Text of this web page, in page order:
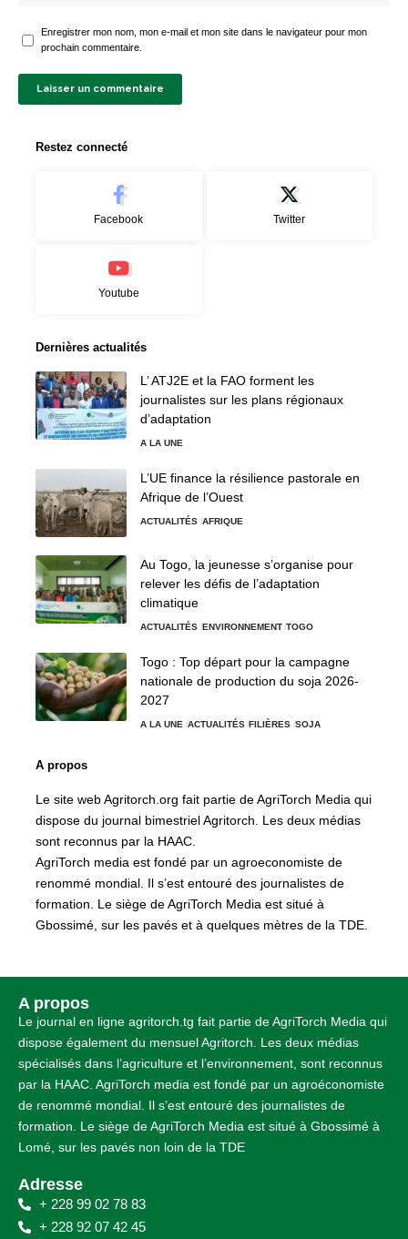
Enregistrer mon nom, mon e-mail et mon site dans le navigateur pour mon
prochain commentaire.
Restez connecté
Facebook Twitter
Youtube
Dernières actualités
L’ ATJ2E et la FAO forment les
journalistes sur les plans régionaux
d’adaptation
A LA UNE
L’UE finance la résilience pastorale en
Afrique de l’Ouest
ACTUALITÉS AFRIQUE
Au Togo, la jeunesse s’organise pour
relever les défis de l’adaptation
climatique
ACTUALITÉS ENVIRONNEMENT TOGO
Togo : Top départ pour la campagne
nationale de production du soja 2026-
2027
A LA UNE ACTUALITÉS FILIÈRES SOJA
A propos
Le site web Agritorch.org fait partie de AgriTorch Media qui
dispose du journal bimestriel Agritorch. Les deux médias
sont reconnus par la HAAC.
AgriTorch media est fondé par un agroeconomiste de
renommé mondial. Il s’est entouré des journalistes de
formation. Le siège de AgriTorch Media est situé à
Gbossimé, sur les pavés et à quelques mètres de la TDE.
A propos
Le journal en ligne agritorch.tg fait partie de AgriTorch Media qui
dispose également du mensuel Agritorch. Les deux médias
spécialisés dans l’agriculture et l’environnement, sont reconnus
par la HAAC. AgriTorch media est fondé par un agroéconomiste
de renommé mondial. Il s’est entouré des journalistes de
formation. Le siège de AgriTorch Media est situé à Gbossimé à
Lomé, sur les pavés non loin de la TDE
Adresse
+ 228 99 02 78 83
+ 228 92 07 42 45